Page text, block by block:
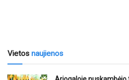
Vietos naujienos